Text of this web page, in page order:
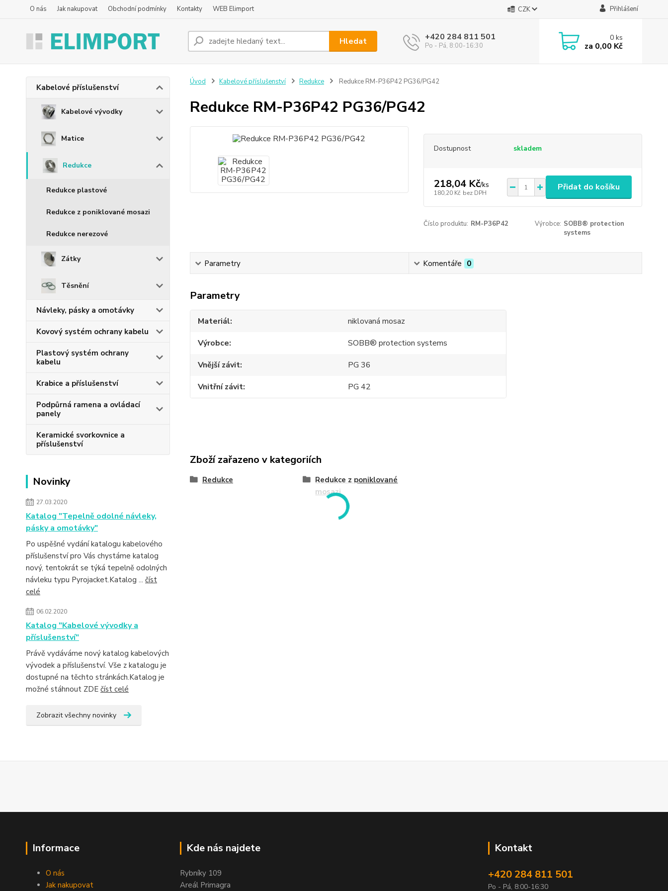
O nás Jak nakupovat Obchodní podmínky Kontakty WEB Elimport CZK Přihlášení
Hledat +420 284 811 501
Po - Pá, 8:00-16:30
0ks
za 0,00 Kč
Kabelové příslušenství
Kabelové vývodky
Matice
Redukce
Redukce plastové
Redukce z poniklované mosazi
Redukce nerezové
Zátky
Těsnění
Návleky, pásky a omotávky
Kovový systém ochrany kabelu
Plastový systém ochrany
kabelu
Krabice a příslušenství
Podpůrná ramena a ovládací
panely
Keramické svorkovnice a
příslušenství
Novinky
27.03.2020
Katalog "Tepelně odolné návleky,
pásky a omotávky"
Po uspěšné vydání katalogu kabelového
příslušenství pro Vás chystáme katalog
nový, tentokrát se týká tepelně odolných
návleku typu Pyrojacket.Katalog ... číst
celé
06.02.2020
Katalog "Kabelové vývodky a
příslušenství"
Právě vydáváme nový katalog kabelových
vývodek a příslušenství. Vše z katalogu je
dostupné na těchto stránkách.Katalog je
možné stáhnout ZDE číst celé
Zobrazit všechny novinky
Úvod Kabelové příslušenství Redukce Redukce RM-P36P42 PG36/PG42
Redukce RM-P36P42 PG36/PG42
Dostupnost skladem
218,04 Kč/ks
180,20 Kč bez DPH
Přidat do košíku
Číslo produktu: RM-P36P42 Výrobce: SOBB® protection
systems
Parametry Komentáře 0
Parametry
Materiál
niklovaná mosaz
Výrobce
SOBB® protection systems
Vnější závit
PG 36
Vnitřní závit
PG 42
Zboží zařazeno v kategoriích
Redukce
Redukce z poniklované
mosazi
Informace
O nás
Jak nakupovat
Kde nás najdete
Rybníky 109
Areál Primagra
Kontakt
+420 284 811 501
Po - Pá, 8:00-16:30